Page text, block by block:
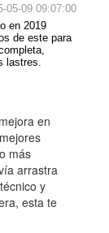
05-09 09:07:00
en 2019
de este para
lastres.
en
más
arrastra
y
esta te